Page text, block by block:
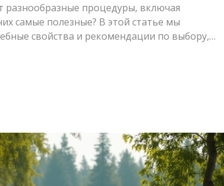
разнообразные процедуры, включая
самые полезные? В этой статье мы
свойства и рекомендации по выбору,